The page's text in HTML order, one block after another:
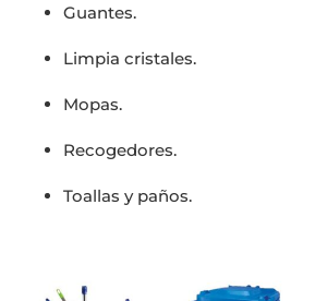
Guantes.
Limpia cristales.
Mopas.
Recogedores.
Toallas y paños.